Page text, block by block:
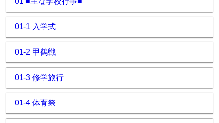
01-1 入学式
01-2 甲鶴戦
01-3 修学旅行
01-4 体育祭